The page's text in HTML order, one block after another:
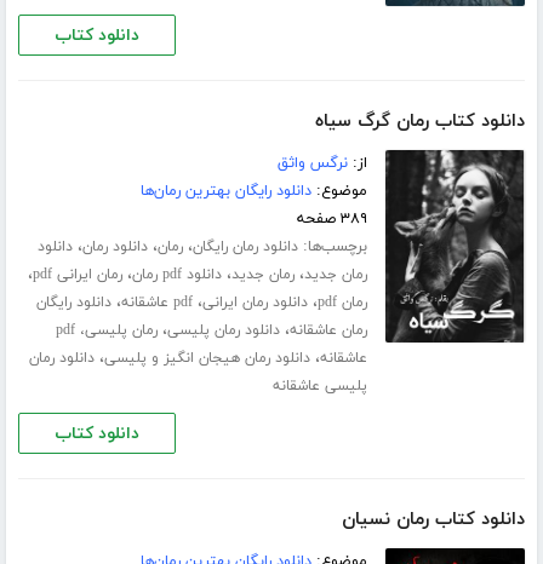
دانلود کتاب
دانلود کتاب رمان گرگ سیاه
از:نرگس واثق
موضوع:دانلود رایگان بهترین رمان‌ها
۳۸۹ صفحه
برچسب‌ها:دانلود رمان رایگان،رمان،دانلود رمان،دانلود
رمان جدید،رمان جدید،دانلود pdf رمان ،رمان ایرانی pdf ،
رمان pdf ،دانلود رمان ایرانی،pdf عاشقانه ،دانلود رایگان
رمان عاشقانه،دانلود رمان پلیسی،
رمان پلیسی، pdf
عاشقانه،دانلود رمان هیجان انگیز و پلیسی،دانلود رمان
پلیسی عاشقانه
دانلود کتاب
دانلود کتاب رمان نسیان